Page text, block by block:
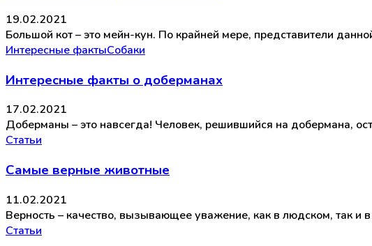
19.02.2021
Большой кот – это мейн-кун. По крайней мере, представители
Интересные фактыСобаки
Интересные факты о доберманах
17.02.2021
Доберманы – это навсегда! Человек, решившийся на добермана,
Статьи
Самые верные животные
11.02.2021
Верность – качество, вызывающее уважение, как в людском, так
Статьи